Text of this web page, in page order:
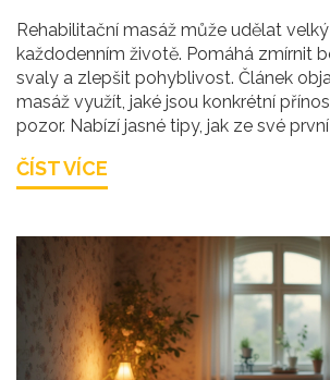
Rehabilitační masáž může udělat
každodenním životě. Pomáhá zmírnit
svaly a zlepšit pohyblivost. Článek
masáž využít, jaké jsou konkrétní
pozor. Nabízí jasné tipy, jak ze své
časté otázky kolem prakce i výsledků.
ČÍST VÍCE